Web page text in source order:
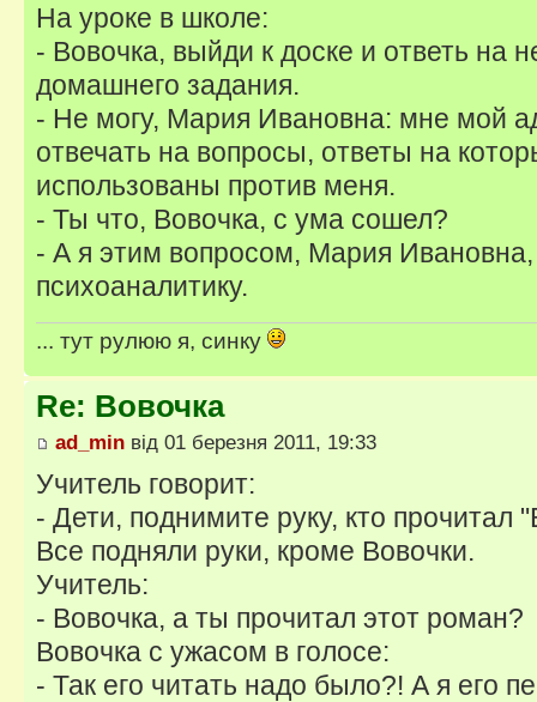
На уроке в школе:
- Вовочка, выйди к доске и ответь на
домашнего задания.
- Не могу, Мария Ивановна: мне мой
отвечать на вопросы, ответы на
использованы против меня.
- Ты что, Вовочка, с ума сошел?
- А я этим вопросом, Мария
психоаналитику.
... тут рулюю я, синку
Re: Вовочка
ad_min від 01 березня 2011, 19:33
Учитель говорит:
- Дети, поднимите руку, кто прочитал
Все подняли руки, кроме Вовочки.
Учитель:
- Вовочка, а ты прочитал этот роман?
Вовочка с ужасом в голосе:
- Так его читать надо было?! А я его